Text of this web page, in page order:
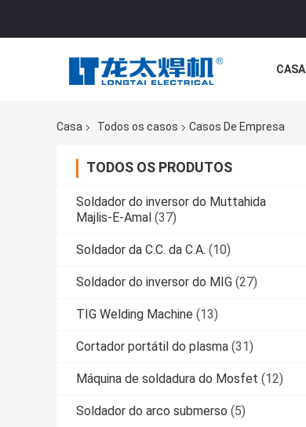
CASA
Casa Todos os casos Casos De Empresa
TODOS OS PRODUTOS
Soldador do inversor do Muttahida
Majlis-E-Amal (37)
Soldador da C.C. da C.A. (10)
Soldador do inversor do MIG (27)
TIG Welding Machine (13)
Cortador portátil do plasma (31)
Máquina de soldadura do Mosfet (12)
Soldador do arco submerso (5)